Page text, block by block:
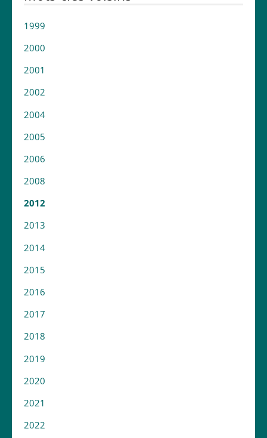
1999
2000
2001
2002
2004
2005
2006
2008
2012
2013
2014
2015
2016
2017
2018
2019
2020
2021
2022